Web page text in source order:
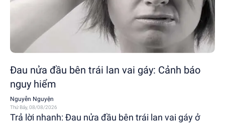
Đau nửa đầu bên trái lan vai gáy: Cảnh báo
nguy hiểm
Nguyễn Nguyện
Thứ Bảy, 08/08/2026
Trả lời nhanh: Đau nửa đầu bên trái lan vai gáy ở